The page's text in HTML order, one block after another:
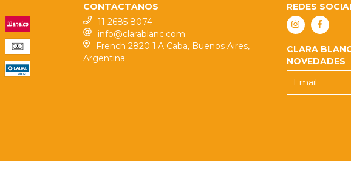
CONTACTANOS
11 2685 8074
info@clarablanc.com
French 2820 1.A Caba, Buenos Aires,
Argentina
REDES
CLARA
NOVEDADES